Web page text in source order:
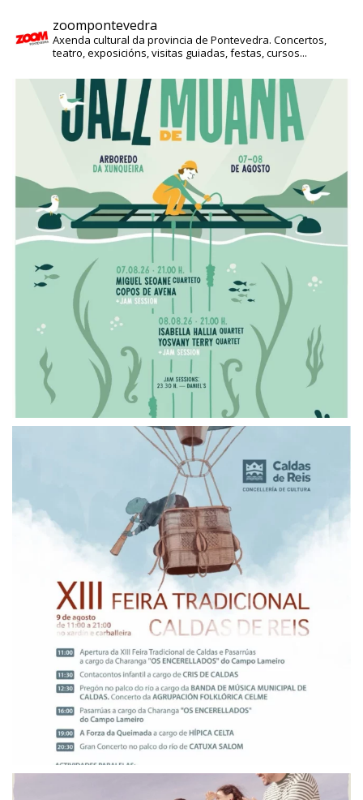
zoompontevedra
Axenda cultural da provincia de Pontevedra. Concertos,
teatro, exposicións, visitas guiadas, festas, cursos...